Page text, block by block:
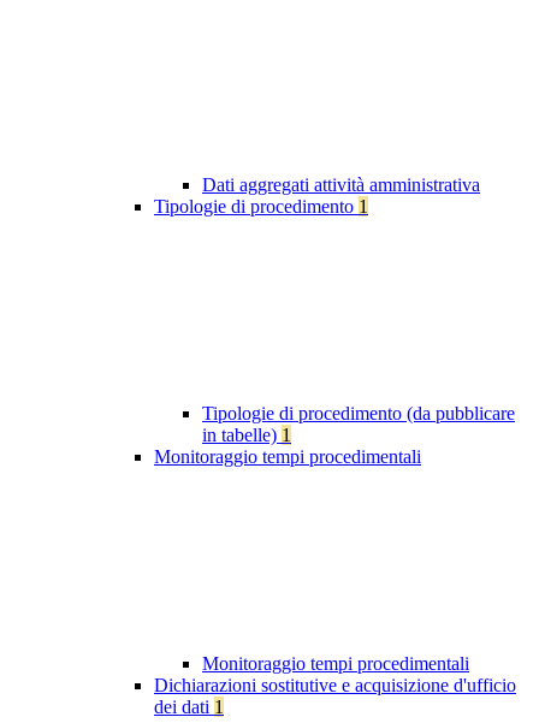
Dati aggregati attività amministrativa
Tipologie di procedimento 1
Tipologie di procedimento (da pubblicare
in tabelle) 1
Monitoraggio tempi procedimentali
Monitoraggio tempi procedimentali
Dichiarazioni sostitutive e acquisizione d'ufficio
dei dati 1